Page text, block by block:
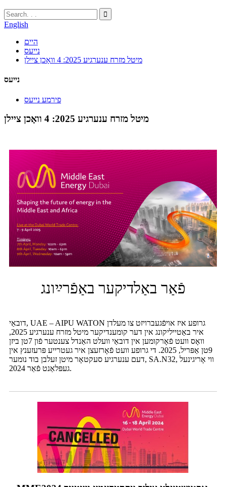
English
היים
נייעס
מיטל מזרח ענערגיע 2025: 4 וואָכן ציילן
נייעס
פירמע נייעס
מיטל מזרח ענערגיע 2025: 4 וואָכן ציילן
פֿאַר באַלדיקער באַפֿרײַונג
דובאַי, UAE – AIPU WATON גרופע איז אויפֿגעברויזט צו מעלדן
איר באַטייליקונג אין דער קומענדיקער מיטל מזרח ענערגיע 2025,
וואָס וועט פֿאָרקומען אין דובאַי וועלט האַנדל צענטער פֿון 7טן ביזן
9טן אַפּריל, 2025. די גרופע וועט פֿאָרזעצן איר געטרייע פּרעזענץ אין
דעם ענערגיע סעקטאָר מיטן זעלבן בוד נומער, SA.N32, ווי אָריגינעל
געפּלאַנט פֿאַר 2024.